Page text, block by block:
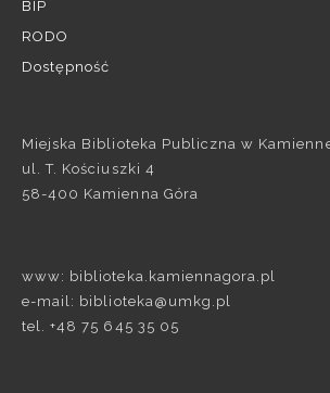
BIP
RODO
Dostępność
Miejska Biblioteka Publiczna w
ul. T. Kościuszki 4
58-400 Kamienna Góra
www: biblioteka.kamiennagora.pl
e-mail: biblioteka@umkg.pl
tel. +48 75 645 35 05